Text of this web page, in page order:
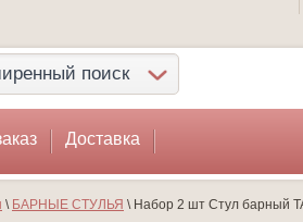
поиск
Доставка
\ БАРНЫЕ СТУЛЬЯ \ Набор 2 шт Стул барный